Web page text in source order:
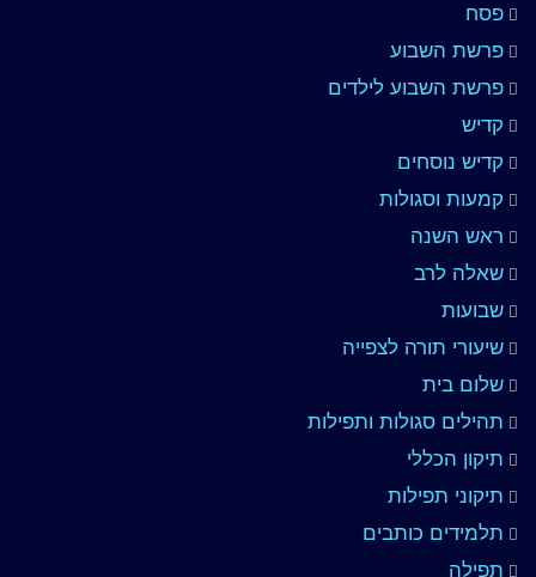
פסח
פרשת השבוע
פרשת השבוע לילדים
קדיש
קדיש נוסחים
קמעות וסגולות
ראש השנה
שאלה לרב
שבועות
שיעורי תורה לצפייה
שלום בית
תהילים סגולות ותפילות
תיקון הכללי
תיקוני תפילות
תלמידים כותבים
תפילה